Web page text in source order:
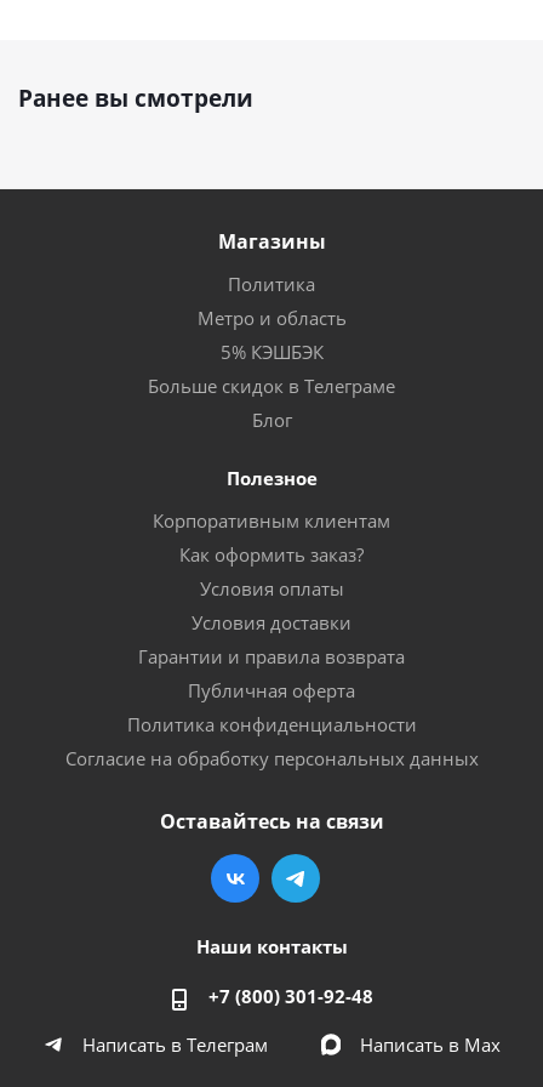
Ранее вы смотрели
Магазины
Политика
Метро и область
5% КЭШБЭК
Больше скидок в Телеграме
Блог
Полезное
Корпоративным клиентам
Как оформить заказ?
Условия оплаты
Условия доставки
Гарантии и правила возврата
Публичная оферта
Политика конфиденциальности
Согласие на обработку персональных данных
Оставайтесь на связи
Наши контакты
+7 (800) 301-92-48
Написать в Телеграм
Написать в Мах